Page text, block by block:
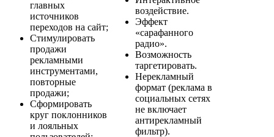
главных
источников
переходов на сайт;
Стимулировать
продажи
рекламными
инструментами,
повторные
продажи;
Сформировать
круг поклонников
и лояльных
воздействие.
Эффект
«сарафанного
радио».
Возможность
таргетировать.
Нерекламный
формат (реклама в
социальных сетях
не включает
антирекламный
фильтр).